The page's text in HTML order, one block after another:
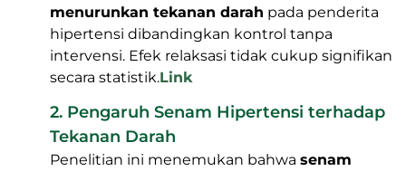
menurunkan tekanan darah pada penderita
hipertensi dibandingkan kontrol tanpa
intervensi. Efek relaksasi tidak cukup signifikan
secara statistik.Link
2. Pengaruh Senam Hipertensi terhadap
Tekanan Darah
Penelitian ini menemukan bahwa senam